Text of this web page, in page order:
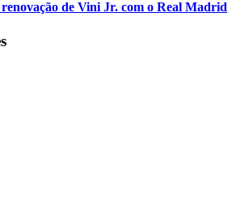
de Vini Jr. com o Real Madrid